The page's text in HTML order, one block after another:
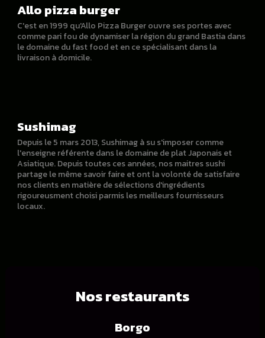
Allo pizza burger
C'est en 1999 qu'Allo Pizza Burger ouvre ses portes avec
comme pari fou de dynamiser la région du grand Bastia dans
le domaine du fast food et en ce spécialisant dans la
livraison à domicile.
Sushimag
Depuis le 5 mars 2013, Sushimag à su s'imposer comme
l'enseigne référente dans le domaine de plat Japonais et
Asiatique. Depuis toutes ces années, nos maitres sushi
partage le même savoir faire et ont la volonté de satisfaire
nos clients en matière de sélections d'ingrédients
rigoureusment choisi parmis les meilleurs fournisseurs
locaux.
Nos restaurants
Borgo